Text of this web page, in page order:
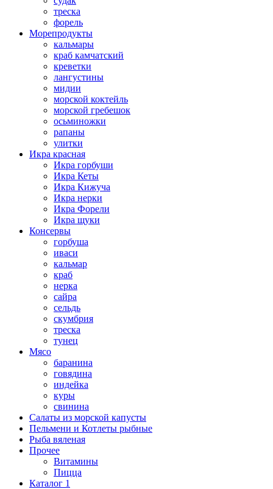
треска
форель
Морепродукты
кальмары
краб камчатский
креветки
лангустины
мидии
морской коктейль
морской гребешок
осьминожки
рапаны
улитки
Икра красная
Икра горбуши
Икра Кеты
Икра Кижуча
Икра нерки
Икра Форели
Икра щуки
Консервы
горбуша
иваси
кальмар
краб
нерка
сайра
сельдь
скумбрия
треска
тунец
Мясо
баранина
говядина
индейка
куры
свинина
Салаты из морской капусты
Пельмени и Котлеты рыбные
Рыба вяленая
Прочее
Витамины
Пицца
Каталог 1